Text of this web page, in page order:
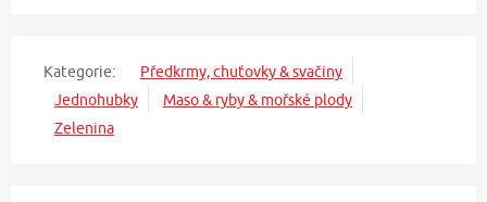
Kategorie:
Předkrmy, chuťovky & svačiny
Jednohubky
Maso & ryby & mořské plody
Zelenina